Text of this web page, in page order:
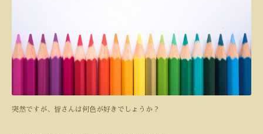
突然ですが、皆さんは何色が好きでしょうか？